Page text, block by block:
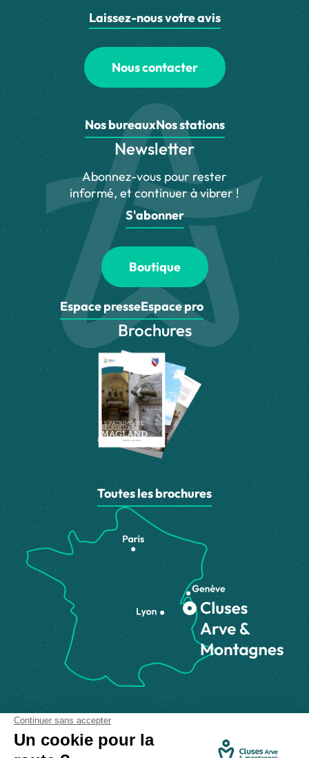
Laissez-nous votre avis
Nous contacter
Nos bureauxNos stations
Newsletter
Abonnez-vous pour rester
informé, et continuer à vibrer !
S'abonner
Boutique
Espace presseEspace pro
Brochures
Toutes les brochures
Comment venir ?